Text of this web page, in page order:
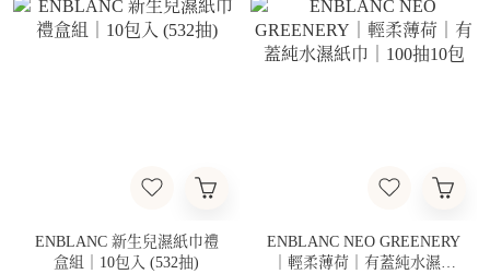
ENBLANC 新生兒濕紙巾禮
盒組｜10包入 (532抽)
ENBLANC NEO GREENERY
｜輕柔薄荷｜有蓋純水濕紙